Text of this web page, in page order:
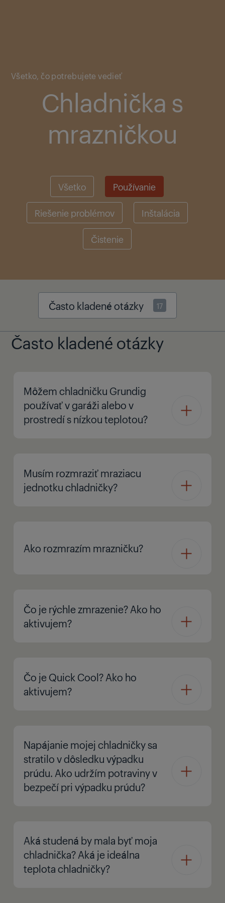
Všetko, čo potrebujete vedieť
Chladnička s
mrazničkou
Všetko Používanie
Riešenie problémov Inštalácia
Čistenie
Často kladené otázky 17
Často kladené otázky
Môžem chladničku Grundig
používať v garáži alebo v
prostredí s nízkou teplotou?
Musím rozmraziť mraziacu
jednotku chladničky?
Ako rozmrazím mrazničku?
Čo je rýchle zmrazenie? Ako ho
aktivujem?
Čo je Quick Cool? Ako ho
aktivujem?
Napájanie mojej chladničky sa
stratilo v dôsledku výpadku
prúdu. Ako udržím potraviny v
bezpečí pri výpadku prúdu?
Aká studená by mala byť moja
chladnička? Aká je ideálna
teplota chladničky?